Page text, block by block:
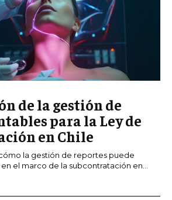
de la gestión de
para la Ley de
en Chile
la gestión de reportes puede
el marco de la subcontratación en...